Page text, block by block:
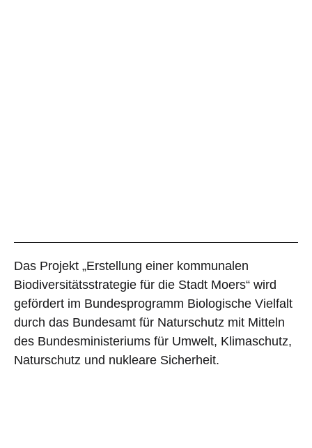
Das Projekt „Erstellung einer kommunalen
Biodiversitätsstrategie für die Stadt Moers“ wird
gefördert im Bundesprogramm Biologische Vielfalt
durch das Bundesamt für Naturschutz mit Mitteln
des Bundesministeriums für Umwelt, Klimaschutz,
Naturschutz und nukleare Sicherheit.